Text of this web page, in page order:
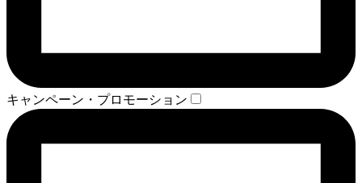
キャンペーン・プロモーション